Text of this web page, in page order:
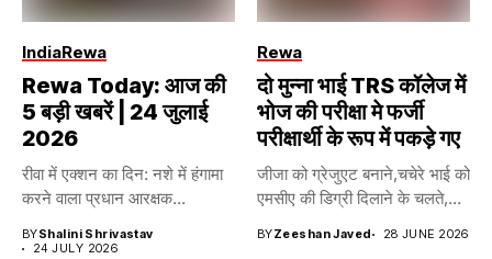
IndiaRewa
Rewa Today: आज की
5 बड़ी खबरें | 24 जुलाई
2026
रीवा में एक्शन का दिन: नशे में हंगामा
करने वाला प्रधान आरक्षक...
BYShalini Shrivastav
24 JULY 2026
Rewa
दो मुन्ना भाई TRS कॉलेज में
भोज की परीक्षा मे फर्जी
परीक्षार्थी के रूप में पकड़े गए
जीजा को ग्रेजुएट बनाने,चचेरे भाई को
एमसीए की डिग्री दिलाने के चलते,...
BYZeeshan Javed 28 JUNE 2026